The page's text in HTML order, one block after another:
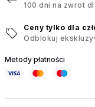
100 dni na zwrot
Ceny tylko dla
Odblokuj
Metody płatności